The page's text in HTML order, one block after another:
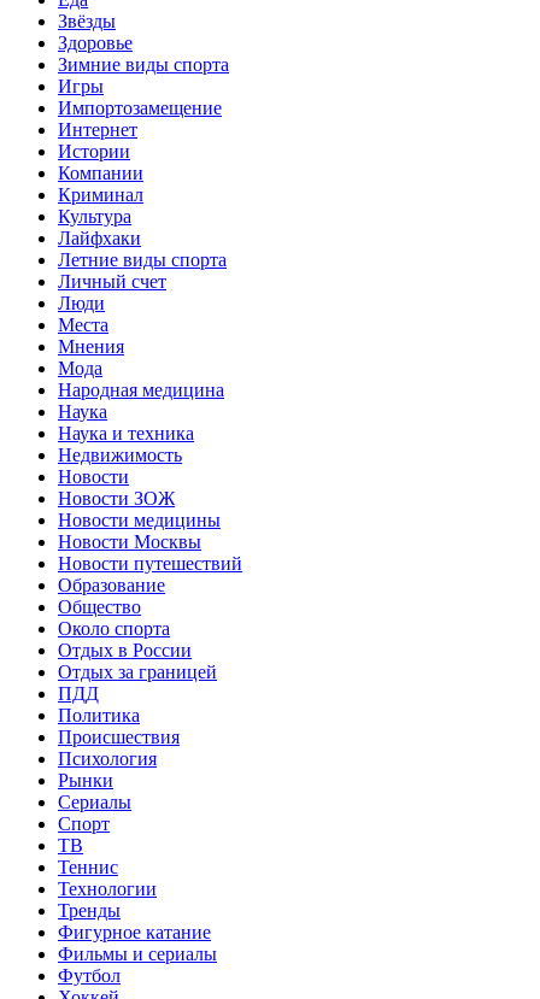
Звёзды
Здоровье
Зимние виды спорта
Игры
Импортозамещение
Интернет
Истории
Компании
Криминал
Культура
Лайфхаки
Летние виды спорта
Личный счет
Люди
Места
Мнения
Мода
Народная медицина
Наука
Наука и техника
Недвижимость
Новости
Новости ЗОЖ
Новости медицины
Новости Москвы
Новости путешествий
Образование
Общество
Около спорта
Отдых в России
Отдых за границей
ПДД
Политика
Происшествия
Психология
Рынки
Сериалы
Спорт
ТВ
Теннис
Технологии
Тренды
Фигурное катание
Фильмы и сериалы
Футбол